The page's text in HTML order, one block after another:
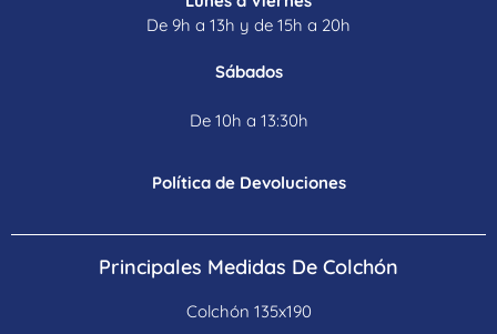
De 9h a 13h y de 15h a 20h
Sábados
De 10h a 13:30h
Política de Devoluciones
Principales Medidas De Colchón
Colchón 135x190